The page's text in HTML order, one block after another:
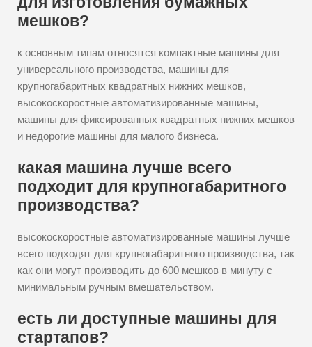
мешков?
к основным типам относятся компактные машины для
универсального производства, машины для
крупногабаритных квадратных нижних мешков,
высокоскоростные автоматизированные машины,
машины для фиксированных квадратных нижних мешков
и недорогие машины для малого бизнеса.
какая машина лучше всего
подходит для крупногабаритного
производства?
высокоскоростные автоматизированные машины лучше
всего подходят для крупногабаритного производства, так
как они могут производить до 600 мешков в минуту с
минимальным ручным вмешательством.
есть ли доступные машины для
стартапов?